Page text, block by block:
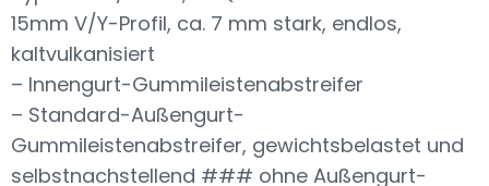
15mm V/Y-Profil, ca. 7 mm stark, endlos,
kaltvulkanisiert
– Innengurt-Gummileistenabstreifer
– Standard-Außengurt-
Gummileistenabstreifer, gewichtsbelastet und
selbstnachstellend ### ohne Außengurt-